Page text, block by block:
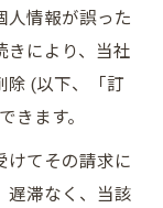
人情報が誤った
きにより、当社
除 (以下、「訂
きます。
けてその請求に
遅滞なく、当該